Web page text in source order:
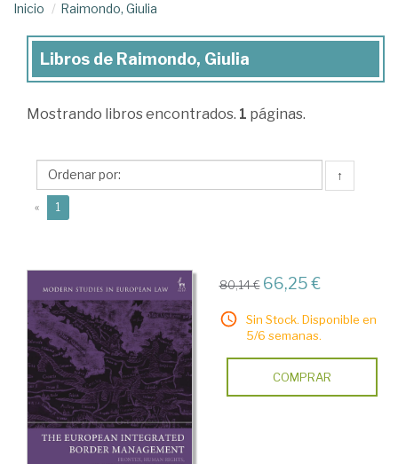
Inicio Raimondo, Giulia
Libros
Raimondo,
Libros de Raimondo, Giulia
Mostrando libros encontrados. 1 páginas.
↑
« 1
80,14 € 66,25 €
Sin Stock. Disponible en
5/6 semanas.
COMPRAR